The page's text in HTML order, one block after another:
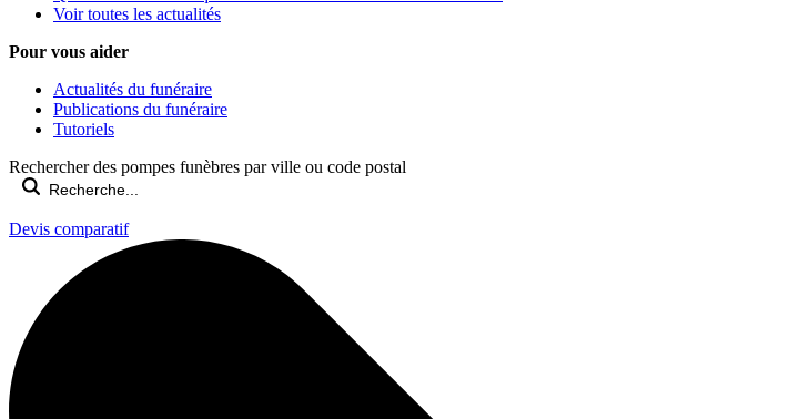
Voir toutes les actualités
Pour vous aider
Actualités du funéraire
Publications du funéraire
Tutoriels
Rechercher des pompes funèbres par ville ou code postal
Devis comparatif